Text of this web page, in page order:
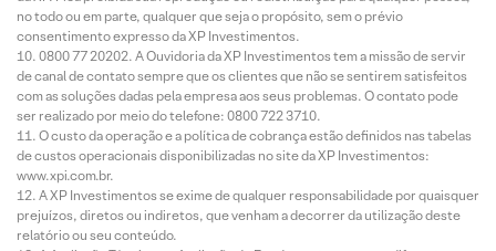
no todo ou em parte, qualquer que seja o propósito, sem o prévio
consentimento expresso da XP Investimentos.
0800 77 20202. A Ouvidoria da XP Investimentos tem a missão de servir
de canal de contato sempre que os clientes que não se sentirem satisfeitos
com as soluções dadas pela empresa aos seus problemas. O contato pode
ser realizado por meio do telefone: 0800 722 3710.
O custo da operação e a política de cobrança estão definidos nas tabelas
de custos operacionais disponibilizadas no site da XP Investimentos:
www.xpi.com.br.
A XP Investimentos se exime de qualquer responsabilidade por quaisquer
prejuízos, diretos ou indiretos, que venham a decorrer da utilização deste
relatório ou seu conteúdo.